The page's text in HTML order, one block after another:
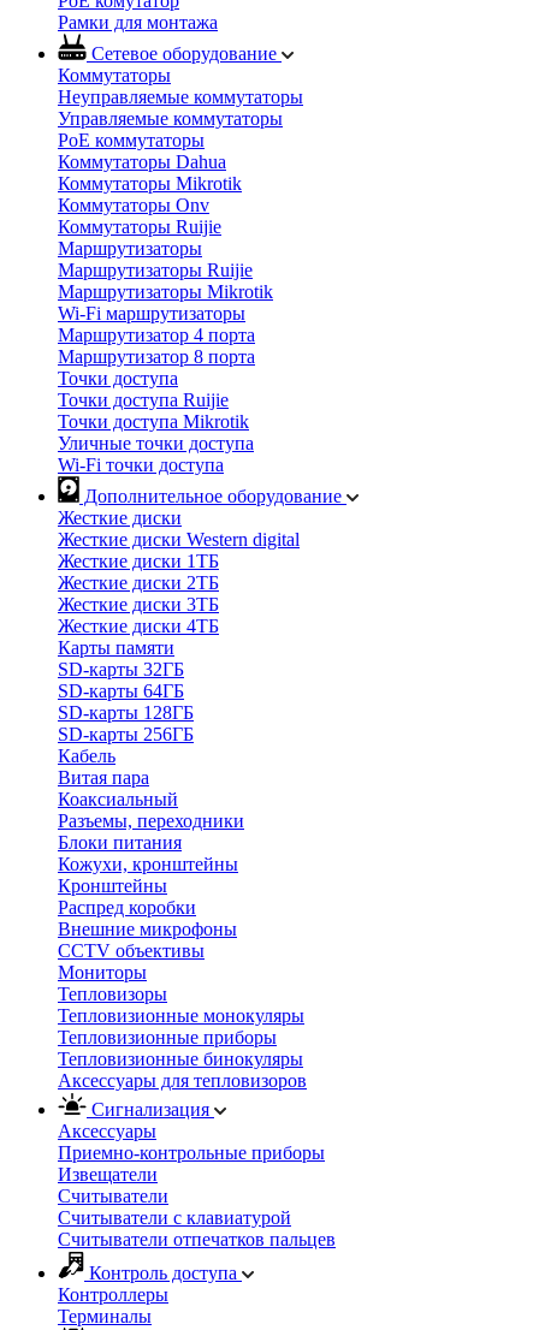
Рамки для монтажа
Сетевое оборудование
Коммутаторы
Неуправляемые коммутаторы
Управляемые коммутаторы
PoE коммутаторы
Коммутаторы Dahua
Коммутаторы Mikrotik
Коммутаторы Onv
Коммутаторы Ruijie
Маршрутизаторы
Маршрутизаторы Ruijie
Маршрутизаторы Mikrotik
Wi-Fi маршрутизаторы
Маршрутизатор 4 порта
Маршрутизатор 8 порта
Точки доступа
Точки доступа Ruijie
Точки доступа Mikrotik
Уличные точки доступа
Wi-Fi точки доступа
Дополнительное оборудование
Жесткие диски
Жесткие диски Western digital
Жесткие диски 1ТБ
Жесткие диски 2ТБ
Жесткие диски 3ТБ
Жесткие диски 4ТБ
Карты памяти
SD-карты 32ГБ
SD-карты 64ГБ
SD-карты 128ГБ
SD-карты 256ГБ
Кабель
Витая пара
Коаксиальный
Разъемы, переходники
Блоки питания
Кожухи, кронштейны
Кронштейны
Распред коробки
Внешние микрофоны
CCTV объективы
Мониторы
Тепловизоры
Тепловизионные монокуляры
Тепловизионные приборы
Тепловизионные бинокуляры
Аксессуары для тепловизоров
Сигнализация
Аксессуары
Приемно-контрольные приборы
Извещатели
Считыватели
Cчитыватели с клавиатурой
Cчитыватели отпечатков пальцев
Контроль доступа
Контроллеры
Терминалы